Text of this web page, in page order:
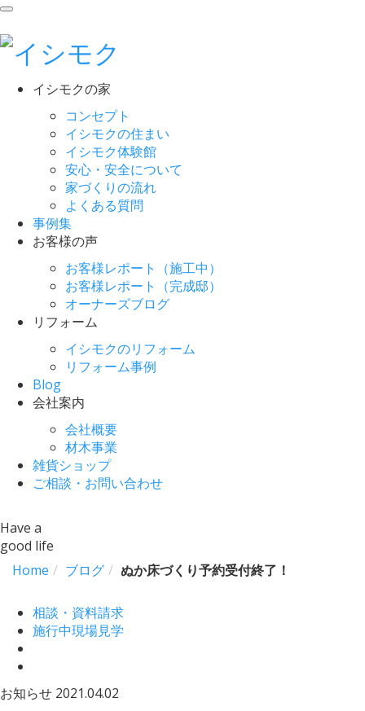
イシモクの家
コンセプト
イシモクの住まい
イシモク体験館
安心・安全について
家づくりの流れ
よくある質問
事例集
お客様の声
お客様レポート（施工中）
お客様レポート（完成邸）
オーナーズブログ
リフォーム
イシモクのリフォーム
リフォーム事例
Blog
会社案内
会社概要
材木事業
雑貨ショップ
ご相談・お問い合わせ
Have a
good life
Home
ブログ ぬか床づくり予約受付終了！
相談・資料請求
施行中現場見学
お知らせ 2021.04.02